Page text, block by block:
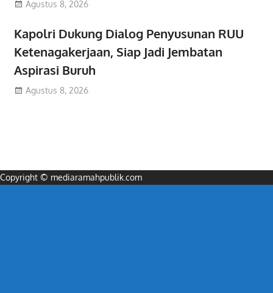
Agustus 8, 2026
Kapolri Dukung Dialog Penyusunan RUU
Ketenagakerjaan, Siap Jadi Jembatan
Aspirasi Buruh
Agustus 8, 2026
Copyright © mediaramahpublik.com